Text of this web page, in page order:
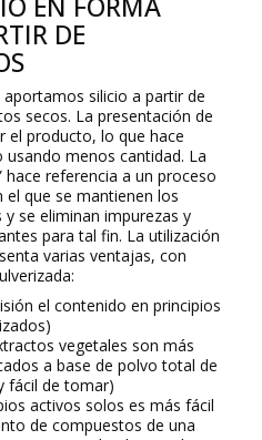
DE
silicio a partir de
secos. La presentación de
el producto, lo que hace
menos cantidad. La
referencia a un proceso
que se mantienen los
se eliminan impurezas y
para tal fin. La utilización
varias ventajas, con
el contenido en principios
vegetales son más
a base de polvo total de
fácil de tomar)
activos solos es más fácil
de compuestos de una